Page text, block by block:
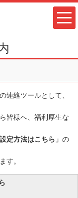
連絡ツールとして、
皆様へ、福利厚生な
定方法はこちら」 の
す。